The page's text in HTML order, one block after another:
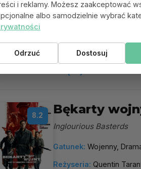
Reżyseria: Christopher
Akcja toczy się
Przywódca
8.2 Bękarty
Inglourious Basterds
Gatunek: Wojenny,
Reżyseria: Quentin
i reklamy. Możesz zaakceptować
albo samodzielnie wybrać
Odrzuć Dostosuj